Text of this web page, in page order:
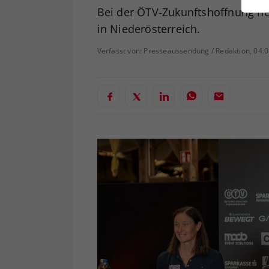
Bei der ÖTV-Zukunftshoffnung
in Niederösterreich.
Verfasst von: Presseaussendung / Redaktion,